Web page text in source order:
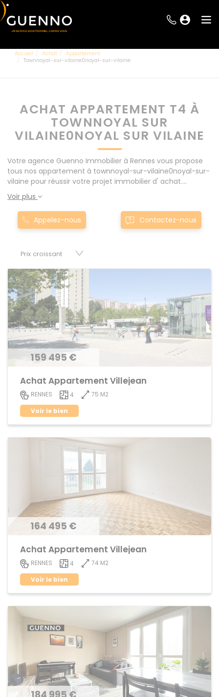
Accueil Achat
Appartement
Townnoyal-sur-vilaine0noyal-sur-vilaine
ACHAT APPARTEMENT T4 À
TOWNNOYAL SUR
VILAINE0NOYAL SUR VILAINE
Votre agence Guenno Immobilier à Rennes vous propose
tous nos appartement à townnoyal-sur-vilaine0noyal-sur-
vilaine pour réussir votre projet immobilier d' achat.
Consultez l'ensemble de nos offres à Rennes mais
également aux alentours : Le Rheu, Pacé, Montgermont...
Nos appartement T4 à townnoyal-sur-vilaine0noyal-sur-
vilaine sont proposés au meilleur prix du marché pour
cessions de baux, fonds de commerces, appartements,
Voir plus
Appelez-nous Contactez-nous
159 495 €
Achat Appartement Villejean
RENNES 4
75 M2
Voir le bien
164 495 €
Achat Appartement Villejean
RENNES 4
74 M2
Voir le bien